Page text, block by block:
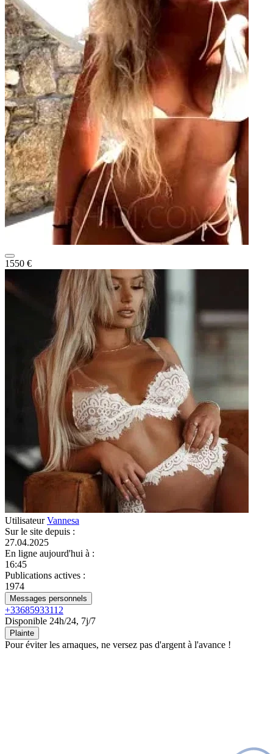
1550 €
UtilisateurVannesa
Sur le site depuis :
27.04.2025
En ligne aujourd'hui à :
16:45
Publications actives :
1974
Messages personnels
+33685933112
Disponible 24h/24, 7j/7
Plainte
Pour éviter les arnaques, ne versez pas d'argent à l'avance !